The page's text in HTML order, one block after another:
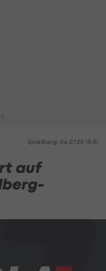
Spielberg, 06.07.20 19:51
auf